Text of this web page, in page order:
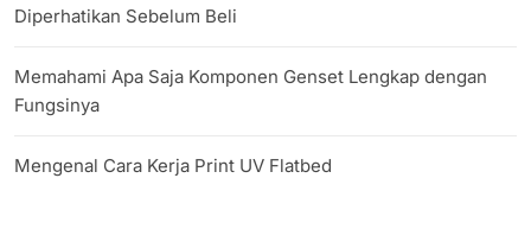
Diperhatikan Sebelum Beli
Memahami Apa Saja Komponen Genset Lengkap dengan
Fungsinya
Mengenal Cara Kerja Print UV Flatbed